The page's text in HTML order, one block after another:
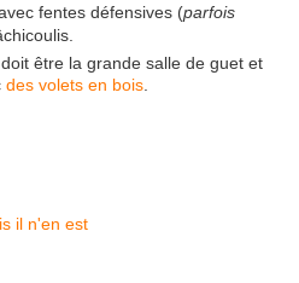
fentes défensives (parfois
être la grande salle de guet et
des volets en bois